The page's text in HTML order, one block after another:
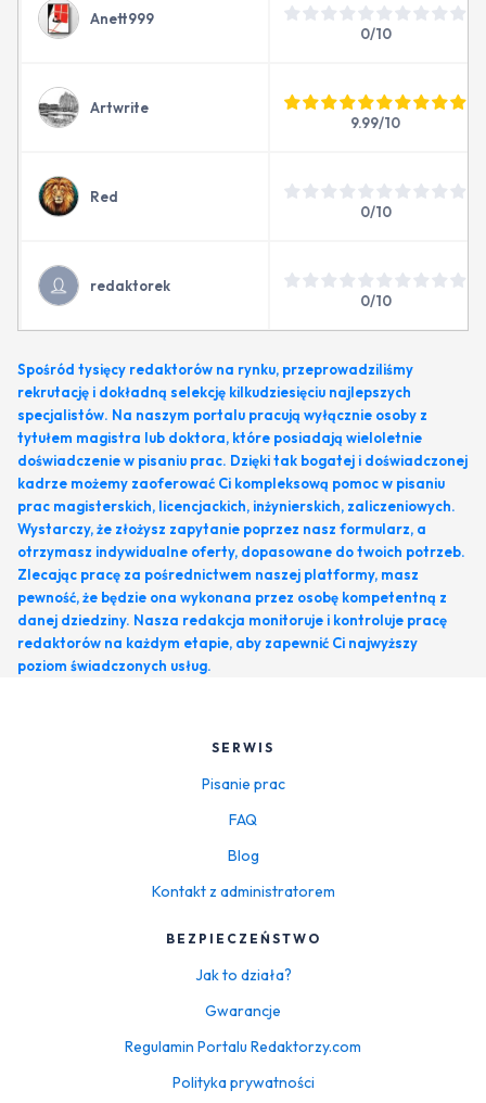
Anett999
0/10
Artwrite
9.99/10
Red
0/10
redaktorek
0/10
Spośród tysięcy redaktorów na rynku, przeprowadziliśmy
rekrutację i dokładną selekcję kilkudziesięciu najlepszych
specjalistów. Na naszym portalu pracują wyłącznie osoby z
tytułem magistra lub doktora, które posiadają wieloletnie
doświadczenie w pisaniu prac. Dzięki tak bogatej i doświadczonej
kadrze możemy zaoferować Ci kompleksową pomoc w pisaniu
prac magisterskich, licencjackich, inżynierskich, zaliczeniowych.
Wystarczy, że złożysz zapytanie poprzez nasz formularz, a
otrzymasz indywidualne oferty, dopasowane do twoich potrzeb.
Zlecając pracę za pośrednictwem naszej platformy, masz
pewność, że będzie ona wykonana przez osobę kompetentną z
danej dziedziny. Nasza redakcja monitoruje i kontroluje pracę
redaktorów na każdym etapie, aby zapewnić Ci najwyższy
poziom świadczonych usług.
SERWIS
Pisanie prac
FAQ
Blog
Kontakt z administratorem
BEZPIECZEŃSTWO
Jak to działa?
Gwarancje
Regulamin Portalu Redaktorzy.com
Polityka prywatności